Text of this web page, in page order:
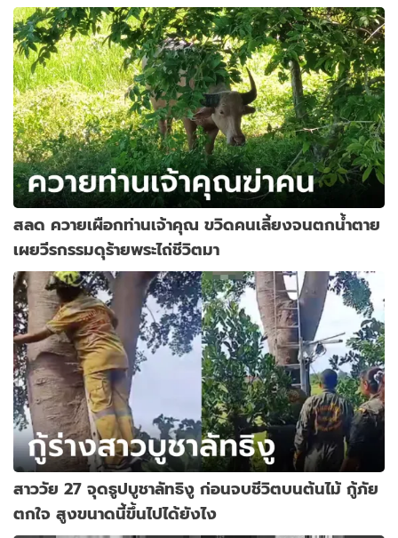
สลด ควายเผือกท่านเจ้าคุณ ขวิดคนเลี้ยงจนตกน้ำตาย
เผยวีรกรรมดุร้ายพระไถ่ชีวิตมา
สาววัย 27 จุดธูปบูชาลัทธิงู ก่อนจบชีวิตบนต้นไม้ กู้ภัย
ตกใจ สูงขนาดนี้ขึ้นไปได้ยังไง